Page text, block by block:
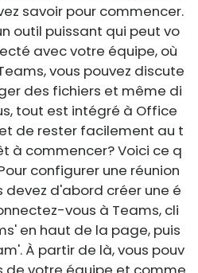
savoir pour commencer.
outil puissant qui peut vo
avec votre équipe, où
vous pouvez discute
des fichiers et même di
tout est intégré à Office
de rester facilement au t
à commencer? Voici ce q
configurer une réunion
devez d'abord créer une é
vous à Teams, cli
en haut de la page, puis
À partir de là, vous pouv